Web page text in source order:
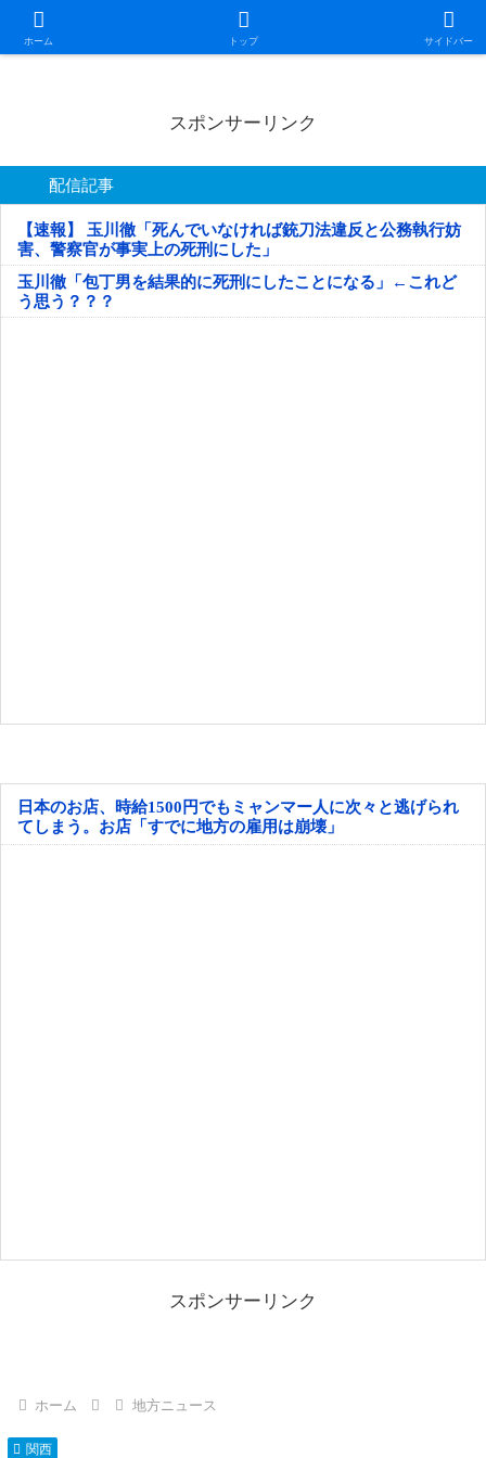
ホーム トップ サイドバー
日本第一！ニュース録
スポンサーリンク
配信記事
【速報】 玉川徹「死んでいなければ銃刀法違反と公務執行妨
害、警察官が事実上の死刑にした」
玉川徹「包丁男を結果的に死刑にしたことになる」←これど
う思う？？？
日本のお店、時給1500円でもミャンマー人に次々と逃げられ
てしまう。お店「すでに地方の雇用は崩壊」
スポンサーリンク
ホーム 地方ニュース
関西